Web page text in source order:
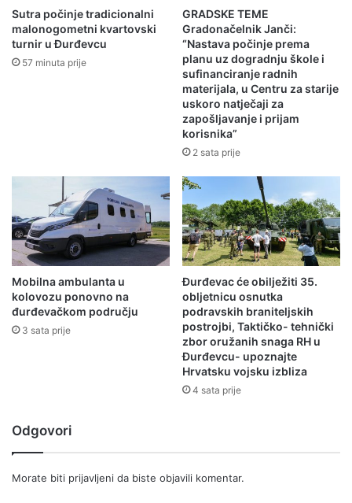
Sutra počinje tradicionalni
malonogometni kvartovski
turnir u Đurđevcu
57 minuta prije
GRADSKE TEME
Gradonačelnik Janči:
“Nastava počinje prema
planu uz dogradnju škole i
sufinanciranje radnih
materijala, u Centru za starije
uskoro natječaji za
zapošljavanje i prijam
korisnika”
2 sata prije
Mobilna ambulanta u
kolovozu ponovno na
đurđevačkom području
3 sata prije
Đurđevac će obilježiti 35.
obljetnicu osnutka
podravskih braniteljskih
postrojbi, Taktičko- tehnički
zbor oružanih snaga RH u
Đurđevcu- upoznajte
Hrvatsku vojsku izbliza
4 sata prije
Odgovori
Morate biti prijavljeni da biste objavili komentar.